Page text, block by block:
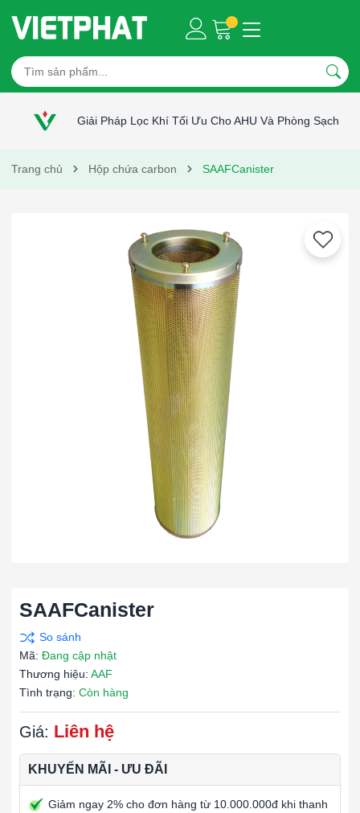
Giải Pháp Lọc Khí Tối Ưu Cho AHU Và Phòng Sạch
Trang chủ Hộp chứa carbon SAAFCanister
SAAFCanister
Mã: Đang cập nhật
Thương hiệu: AAF
Tình trạng: Còn hàng
Giá: Liên hệ
KHUYẾN MÃI - ƯU ĐÃI
Giảm ngay 2% cho đơn hàng từ 10.000.000đ khi thanh